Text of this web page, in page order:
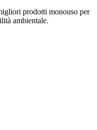
prodotti monouso per
ambientale.